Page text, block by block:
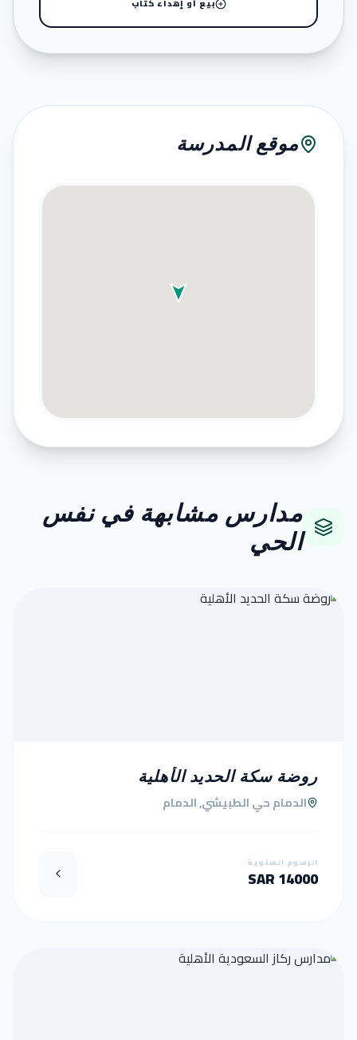
بيع أو إهداء كتاب
موقع المدرسة
مدارس مشابهة في نفس
الحي
روضة سكة الحديد الأهلية
الدمام حي الطبيشي, الدمام
الرسوم السنوية
14000 SAR